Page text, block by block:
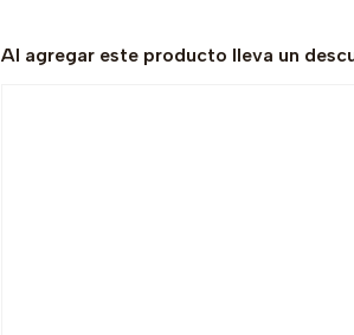
Al agregar este producto lleva un